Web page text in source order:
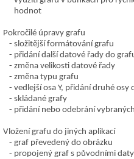
hodnot
Pokročilé úpravy grafu
složitější formátování grafu
přidání další datové řady do
změna velikosti datové řady
změna typu grafu
vedlejší osa Y, přidání druhé osy
skládané grafy
přidání nebo odebrání
Vložení grafu do jiných aplikací
graf převedený do obrázku
propojený graf s původními daty